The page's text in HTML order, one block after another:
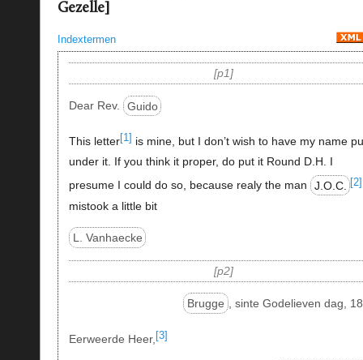
Gezelle]
Indextermen
p1
Dear Rev. Guido
This letter[1]
is mine, but I don’t wish to have my name
under it. If you think it proper, do put it Round D.H. I
presume I could do so, because realy the man
J.O.C. [2]
mistook a little bit
L. Vanhaecke
p2
Brugge , sinte Godelieven dag,
Eerweerde Heer, [3]